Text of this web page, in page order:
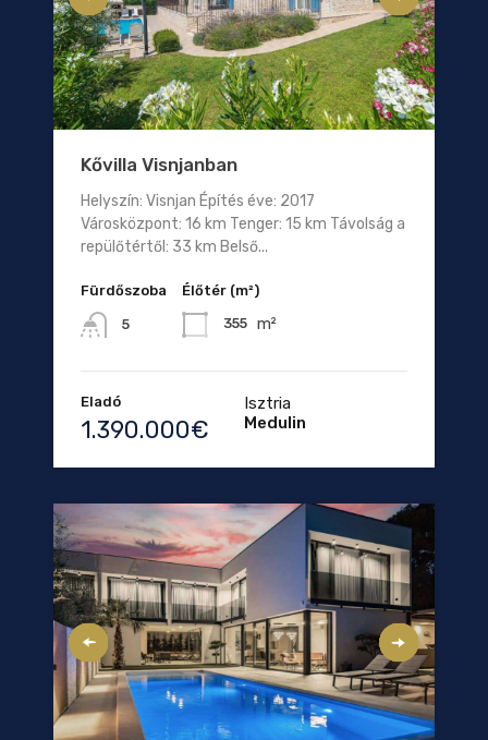
Kővilla Visnjanban
Helyszín: Visnjan Építés éve: 2017
Városközpont: 16 km Tenger: 15 km Távolság a
repülőtértől: 33 km Belső...
Fürdőszoba
5
Élőtér (m²)
355 m²
Eladó
1.390.000€
Isztria
Medulin